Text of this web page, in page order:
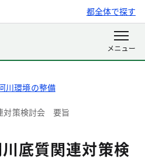
都全体で探す
川環境の整備
対策検討会 要旨
底質関連対策検